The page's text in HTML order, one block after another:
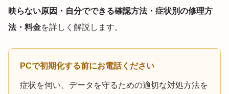
映らない原因・自分でできる確認方法・症状別の修理方
法・料金を詳しく解説します。
PCで初期化する前にお電話ください
症状を伺い、データを守るための適切な対処方法を